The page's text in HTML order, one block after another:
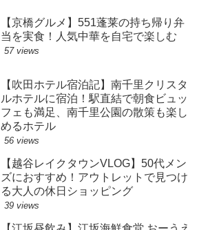
【京橋グルメ】551蓬莱の持ち帰り弁
当を実食！人気中華を自宅で楽しむ
57 views
【吹田ホテル宿泊記】南千里クリスタ
ルホテルに宿泊！駅直結で朝食ビュッ
フェも満足、南千里公園の散策も楽し
めるホテル
56 views
【越谷レイクタウンVLOG】50代メン
ズにおすすめ！アウトレットで見つけ
る大人の休日ショッピング
39 views